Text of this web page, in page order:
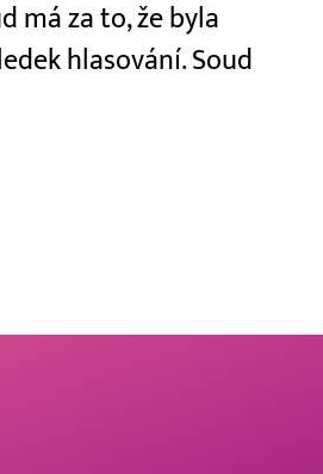
má za to, že byla
hlasování. Soud